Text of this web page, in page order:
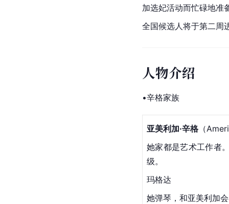
加选妃活动而忙碌地准
全国候选人将于第二周
人物介绍
•辛格家族
亚美利加·辛格（
她家都是艺术工作者
级。
玛格达
她弹琴，和亚美利加